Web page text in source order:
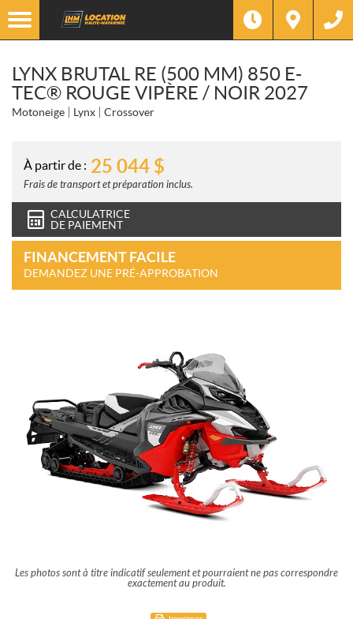
LYNX BRUTAL RE (500 MM) 850 E-
TEC® ROUGE VIPÈRE / NOIR 2027
Motoneige Lynx Crossover
À partir de : 25 044 $
Frais de transport et préparation inclus.
CALCULATRICE
DE PAIEMENT
FINANCEMENT FACILE
DEMANDEZ UNE PRÉ-APPROBATION
Les photos sont à titre indicatif seulement et pourraient ne pas correspondre
exactement au produit.